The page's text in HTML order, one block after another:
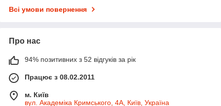
Всі умови повернення
Про нас
94% позитивних з 52 відгуків за рік
Працює з 08.02.2011
м. Київ
вул. Академіка Кримського, 4А, Київ, Україна